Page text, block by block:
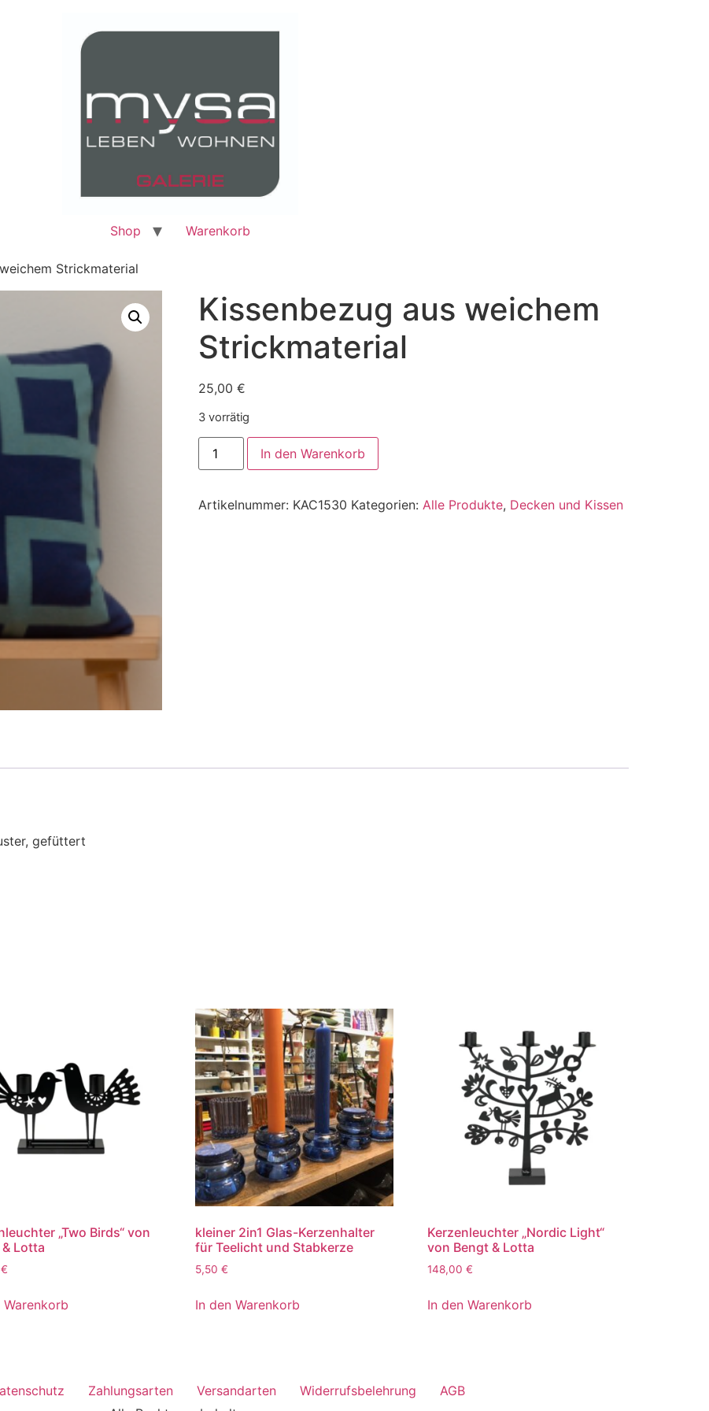
Shop Warenkorb
Strickmaterial
Kissenbezug aus weichem
Strickmaterial
25,00 €
3 vorrätig
In den Warenkorb
Artikelnummer: KAC1530 Kategorien: Alle Produkte, Decken und Kissen
gefüttert
„Two Birds“ von
Lotta
€
Warenkorb
kleiner 2in1 Glas-Kerzenhalter
für Teelicht und Stabkerze
5,50€
In den Warenkorb
Kerzenleuchter „Nordic Light“
von Bengt & Lotta
148,00€
In den Warenkorb
Zahlungsarten Versandarten Widerrufsbelehrung
AGB